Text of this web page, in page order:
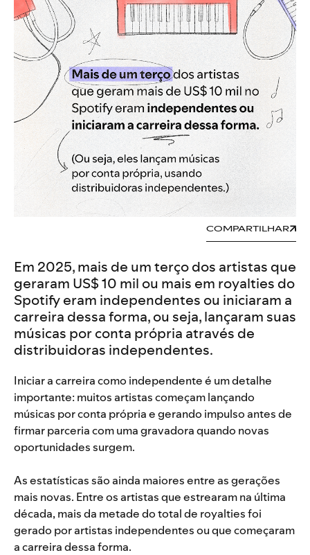
COMPARTILHAR
Em 2025, mais de um terço dos artistas que
geraram US$ 10 mil ou mais em royalties do
Spotify eram independentes ou iniciaram a
carreira dessa forma, ou seja, lançaram suas
músicas por conta própria através de
distribuidoras independentes.
Iniciar a carreira como independente é um detalhe
importante: muitos artistas começam lançando
músicas por conta própria e gerando impulso antes de
firmar parceria com uma gravadora quando novas
oportunidades surgem.
As estatísticas são ainda maiores entre as gerações
mais novas. Entre os artistas que estrearam na última
década, mais da metade do total de royalties foi
gerado por artistas independentes ou que começaram
a carreira dessa forma.